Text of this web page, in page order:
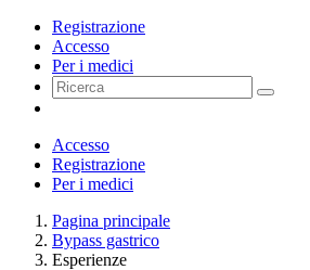
Registrazione
Accesso
Per i medici
Accesso
Registrazione
Per i medici
Pagina principale
Bypass gastrico
Esperienze